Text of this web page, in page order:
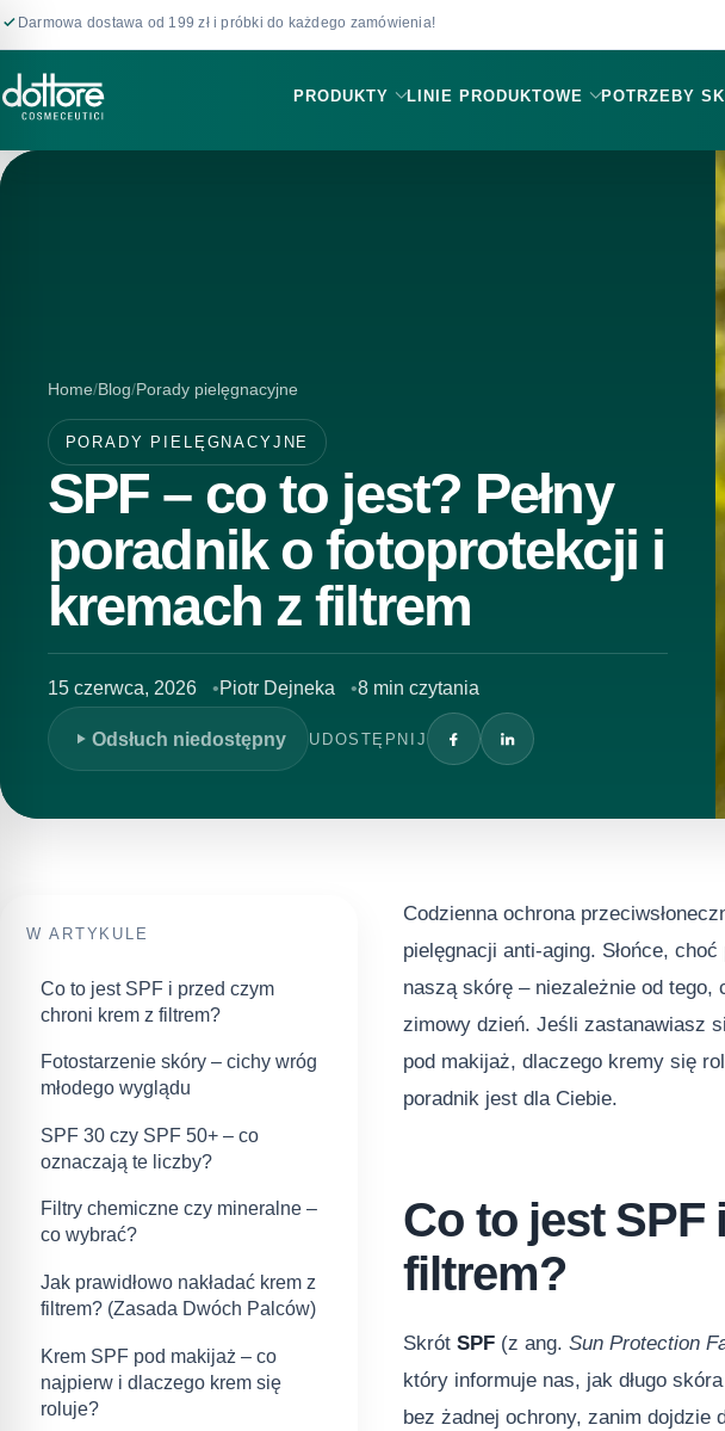
Zbieraj punkty lojalnościowe wDOTTORE CLUB
PRODUKTY LINIE PRODUKTOWE POTRZEBY
Home Blog Porady pielęgnacyjne
PORADY PIELĘGNACYJNE
SPF – co to jest? Pełny
poradnik o fotoprotekcji i
kremach z filtrem
15 czerwca, 2026 Piotr Dejneka 8 min czytania
Odsłuch niedostępny UDOSTĘPNIJ
W ARTYKULE
Co to jest SPF i przed czym
chroni krem z filtrem?
Fotostarzenie skóry – cichy wróg
młodego wyglądu
SPF 30 czy SPF 50+ – co
oznaczają te liczby?
Filtry chemiczne czy mineralne –
co wybrać?
Jak prawidłowo nakładać krem z
filtrem? (Zasada Dwóch Palców)
Krem SPF pod makijaż – co
najpierw i dlaczego krem się
roluje?
Codzienna ochrona
pielęgnacji anti-aging. Słońce,
naszą skórę – niezależnie od
zimowy dzień. Jeśli zastanawiasz
pod makijaż, dlaczego kremy się
poradnik jest dla Ciebie.
Co to jest
filtrem?
SkrótSPF (z ang.Sun Protection
który informuje nas, jak długo
bez żadnej ochrony, zanim dojdzie